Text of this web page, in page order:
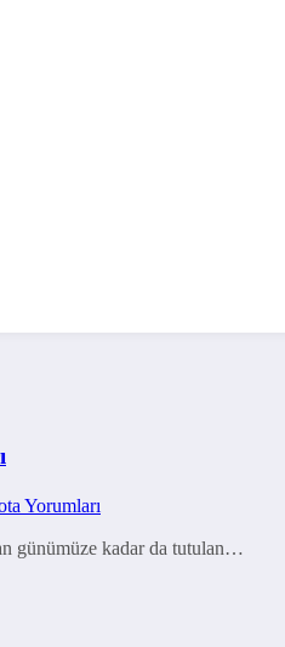
Yorumları
günümüze kadar da tutulan…